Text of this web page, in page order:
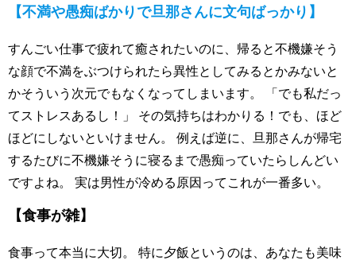
【不満や愚痴ばかりで旦那さんに文句ばっかり】
すんごい仕事で疲れて癒されたいのに、帰ると不機嫌そう
な顔で不満をぶつけられたら異性としてみるとかみないと
かそういう次元でもなくなってしまいます。 「でも私だっ
てストレスあるし！」 その気持ちはわかりる！でも、ほど
ほどにしないといけません。 例えば逆に、旦那さんが帰宅
するたびに不機嫌そうに寝るまで愚痴っていたらしんどい
ですよね。 実は男性が冷める原因ってこれが一番多い。
【食事が雑】
食事って本当に大切。 特に夕飯というのは、あなたも美味